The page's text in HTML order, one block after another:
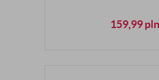
159,99pln